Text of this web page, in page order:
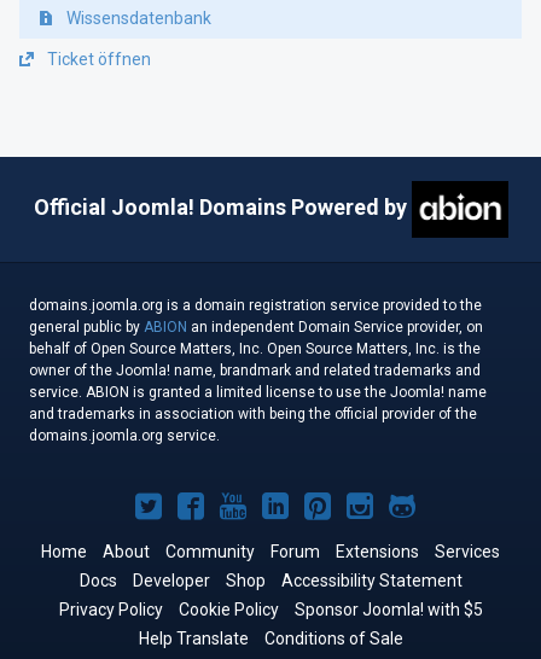
Wissensdatenbank
Ticket öffnen
Official Joomla! Domains Powered by
domains.joomla.org is a domain registration service provided to the
general public by ABION an independent Domain Service provider, on
behalf of Open Source Matters, Inc. Open Source Matters, Inc. is the
owner of the Joomla! name, brandmark and related trademarks and
service. ABION is granted a limited license to use the Joomla! name
and trademarks in association with being the official provider of the
domains.joomla.org service.
Joomla!
on
Twitter
Joomla!
on
Facebook
Joomla!
on
YouTube
Joomla!
on
LinkedIn
Joomla!
on
Pinterest
Joomla!
on
Instagram
Joomla!
on
GitHub
Home About Community Forum Extensions
Services
Docs
Developer Shop
Accessibility Statement
Privacy Policy
Cookie Policy
Sponsor Joomla! with $5
Help Translate
Conditions of Sale